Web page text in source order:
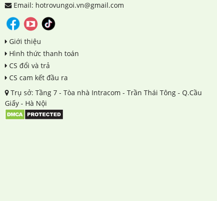
Email: hotrovungoi.vn@gmail.com
Giới thiệu
Hình thức thanh toán
CS đổi và trả
CS cam kết đầu ra
Trụ sở: Tầng 7 - Tòa nhà Intracom - Trần Thái Tông - Q.Cầu
Giấy - Hà Nội